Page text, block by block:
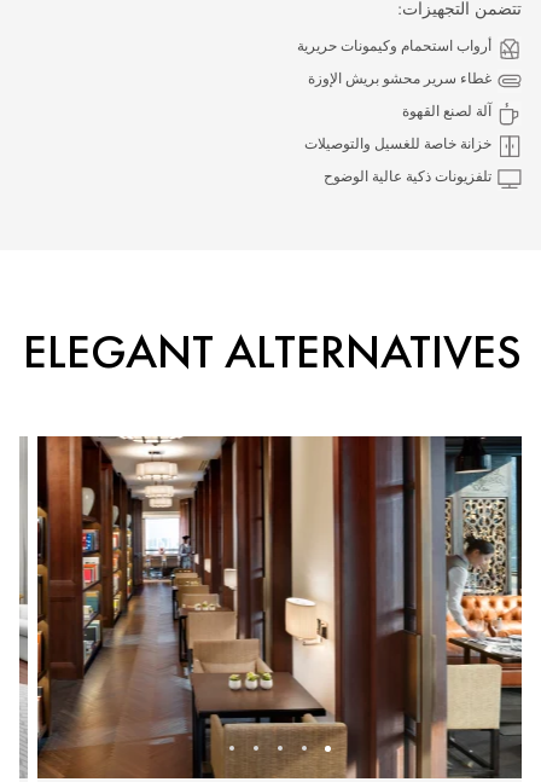
تتضمن التجهيزات:
أرواب استحمام وكيمونات حريرية
غطاء سرير محشو بريش الإوزة
آلة لصنع القهوة
خزانة خاصة للغسيل والتوصيلات
تلفزيونات ذكية عالية الوضوح
ELEGANT ALTERNATIVES